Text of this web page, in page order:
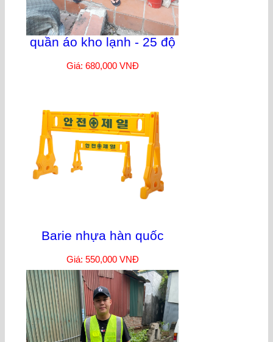
quần áo kho lạnh - 25 độ
Giá: 680,000 VNĐ
Barie nhựa hàn quốc
Giá: 550,000 VNĐ